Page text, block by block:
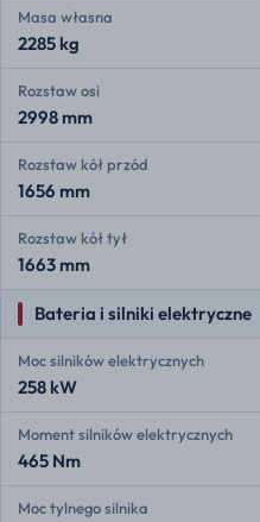
Masa własna
2285 kg
Rozstaw osi
2998 mm
Rozstaw kół przód
1656 mm
Rozstaw kół tył
1663 mm
Bateria i silniki elektryczne
Moc silników elektrycznych
258 kW
Moment silników elektrycznych
465 Nm
Moc tylnego silnika